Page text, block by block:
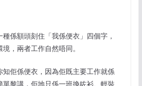
係額頭刻住「我係便衣」四個字，
，兩者工作自然唔同。
佢係便衣，因為佢既主要工作就係
單黎講，佢地只係一班換咗衫、輕裝